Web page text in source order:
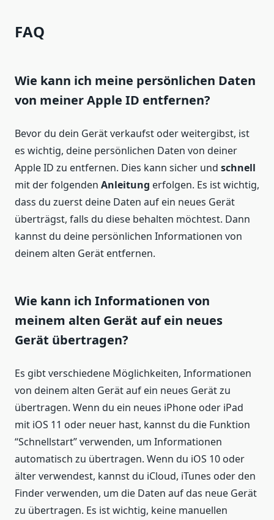
FAQ
Wie kann ich meine persönlichen Daten
von meiner Apple ID entfernen?
Bevor du dein Gerät verkaufst oder weitergibst, ist
es wichtig, deine persönlichen Daten von deiner
Apple ID zu entfernen. Dies kann sicher und schnell
mit der folgenden Anleitung erfolgen. Es ist wichtig,
dass du zuerst deine Daten auf ein neues Gerät
überträgst, falls du diese behalten möchtest. Dann
kannst du deine persönlichen Informationen von
deinem alten Gerät entfernen.
Wie kann ich Informationen von
meinem alten Gerät auf ein neues
Gerät übertragen?
Es gibt verschiedene Möglichkeiten, Informationen
von deinem alten Gerät auf ein neues Gerät zu
übertragen. Wenn du ein neues iPhone oder iPad
mit iOS 11 oder neuer hast, kannst du die Funktion
“Schnellstart” verwenden, um Informationen
automatisch zu übertragen. Wenn du iOS 10 oder
älter verwendest, kannst du iCloud, iTunes oder den
Finder verwenden, um die Daten auf das neue Gerät
zu übertragen. Es ist wichtig, keine manuellen